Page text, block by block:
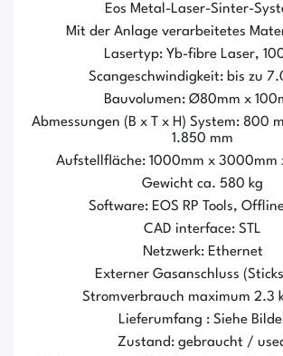
Eos Metal-Laser-Sinter-
Mit der Anlage verarbeitetes
Lasertyp: Yb-fibre Laser,
Scangeschwindigkeit: bis zu
Bauvolumen: Ø80mm x
Abmessungen (B x T x H) System: 800
1.850 mm
Aufstellfläche: 1000mm x 3000mm
Gewicht ca. 580 kg
Software: EOS RP Tools,
CAD interface: STL
Netzwerk: Ethernet
Externer Gasanschluss
Stromverbrauch maximum 2.3
Lieferumfang : Siehe
Zustand: gebraucht /